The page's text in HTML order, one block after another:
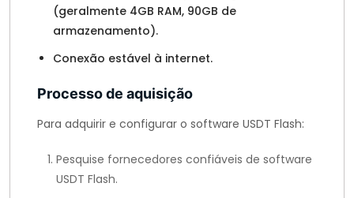
(geralmente 4GB RAM, 90GB de
armazenamento).
Conexão estável à internet.
Processo de aquisição
Para adquirir e configurar o software USDT Flash:
Pesquise fornecedores confiáveis de software
USDT Flash.